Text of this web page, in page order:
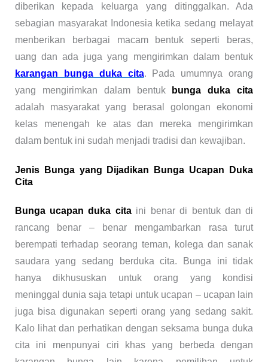
diberikan kepada keluarga yang ditinggalkan. Ada
sebagian masyarakat Indonesia ketika sedang melayat
menberikan berbagai macam bentuk seperti beras,
uang dan ada juga yang mengirimkan dalam bentuk
karangan bunga duka cita. Pada umumnya orang
yang mengirimkan dalam bentuk
bunga duka cita
adalah masyarakat yang berasal golongan ekonomi
kelas menengah ke atas dan mereka mengirimkan
dalam bentuk ini sudah menjadi tradisi dan kewajiban.
Jenis Bunga yang Dijadikan Bunga Ucapan Duka
Cita
Bunga ucapan duka citaini benar di bentuk dan di
rancang benar – benar mengambarkan rasa turut
berempati terhadap seorang teman, kolega dan sanak
saudara yang sedang berduka cita. Bunga ini tidak
hanya dikhususkan untuk orang yang kondisi
meninggal dunia saja tetapi untuk ucapan – ucapan lain
juga bisa digunakan seperti orang yang sedang sakit.
Kalo lihat dan perhatikan dengan seksama bunga duka
cita ini menpunyai ciri khas yang berbeda dengan